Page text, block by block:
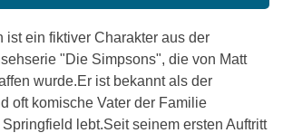
ist ein fiktiver Charakter aus der
"Die Simpsons", die von Matt
wurde.Er ist bekannt als der
oft komische Vater der Familie
lebt.Seit seinem ersten Auftritt